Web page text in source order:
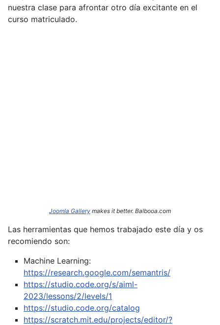
nuestra clase para afrontar otro día excitante en el
curso matriculado.
Joomla Gallery makes it better. Balbooa.com
Las herramientas que hemos trabajado este día y os
recomiendo son:
Machine Learning:
https://research.google.com/semantris/
https://studio.code.org/s/aiml-
2023/lessons/2/levels/1
https://studio.code.org/catalog
https://scratch.mit.edu/projects/editor/?